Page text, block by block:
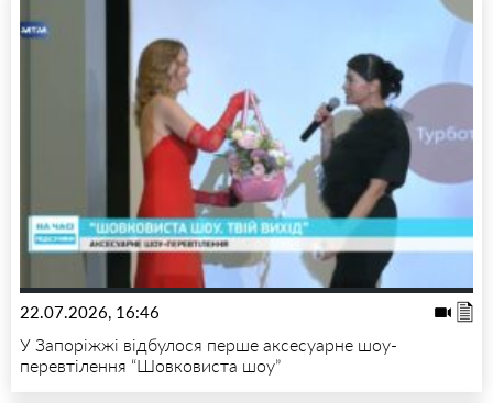
22.07.2026, 16:46
У Запоріжжі відбулося перше аксесуарне шоу-
перевтілення “Шовковиста шоу”